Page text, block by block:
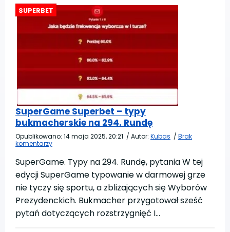
SuperGame Superbet – typy
bukmacherskie na 294. Rundę
Opublikowano: 14 maja 2025, 20:21 / Autor: Kubas / Brak
komentarzy
SuperGame. Typy na 294. Rundę, pytania W tej
edycji SuperGame typowanie w darmowej grze
nie tyczy się sportu, a zbliżających się Wyborów
Prezydenckich. Bukmacher przygotował sześć
pytań dotyczących rozstrzygnięć I…